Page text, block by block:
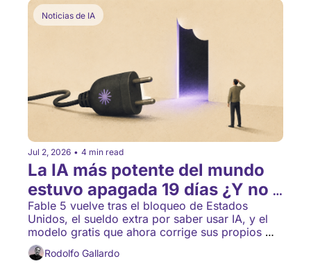
Noticias de IA
Jul 2, 2026 • 4 min read
La IA más potente del mundo
estuvo apagada 19 días ¿Y no
te enteraste? 🤖
Fable 5 vuelve tras el bloqueo de Estados
Unidos, el sueldo extra por saber usar IA, y el
modelo gratis que ahora corrige sus propios
errores.
Rodolfo Gallardo